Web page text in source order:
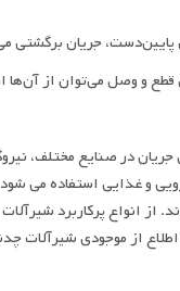
پایین‌دست، جریان برگشتی
و وصل می‌توان از آن‌ها
در صنایع مختلف،
و غذایی استفاده می
از انواع پرکاربرد
از موجودی شیرآلات